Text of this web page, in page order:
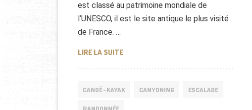
est classé au patrimoine mondiale de
l’UNESCO, il est le site antique le plus visité
de France. …
LIRE LA SUITEQUE FAIRE DANS LE DÉPARTEMENT DU
CANOË-KAYAK CANYONING ESCALADE